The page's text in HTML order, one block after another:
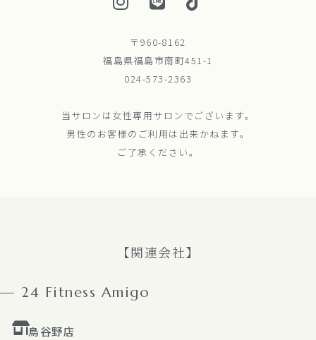
〒960-8162
福島県福島市南町451-1
024-573-2363
当サロンは女性専用サロンでございます。
男性のお客様のご利用は出来かねます。
ご了承ください。
【関連会社】
24 Fitness Amigo
鳥谷野店